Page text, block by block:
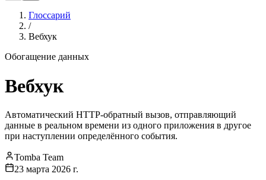
Глоссарий
/
Вебхук
Обогащение данных
Вебхук
Автоматический HTTP-обратный вызов, отправляющий
данные в реальном времени из одного приложения в другое
при наступлении определённого события.
Tomba Team
23 марта 2026 г.